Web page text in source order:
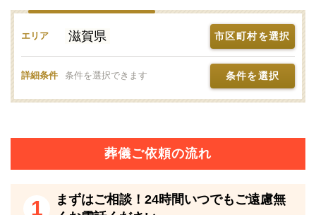
草津ブライトホール【草津駅西】のご利用を検
討される場合はご相談ください
24時間受付けていますので、早朝でも深夜でもかまい
ません。
をお伺いしながら適切にアドバイスいたします。
エリア 滋賀県 市区町村を選択
詳細条件 条件を選択できます 条件を選択
葬儀ご依頼の流れ
1
まずはご相談！24時間いつでもご遠慮無